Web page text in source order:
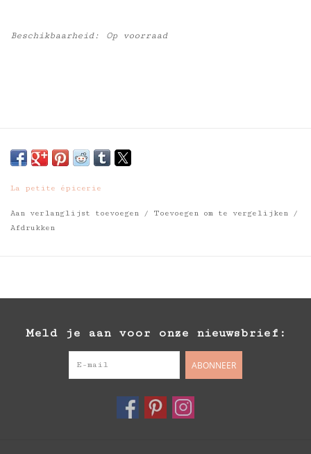
Beschikbaarheid: Op voorraad
La petite épicerie
Aan verlanglijst toevoegen / Toevoegen om te vergelijken
/
Afdrukken
Meld je aan voor onze nieuwsbrief:
ABONNEER